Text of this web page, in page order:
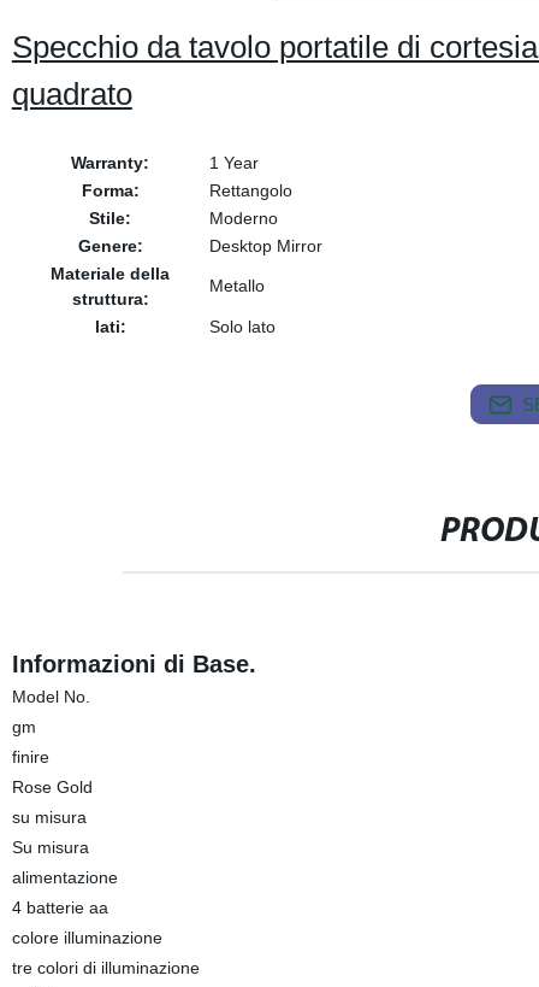
Specchio da tavolo portatile di
quadrato
Warranty:
1 Year
Forma:
Rettangolo
Stile:
Moderno
Genere:
Desktop Mirror
Materiale della
struttura:
Metallo
lati: Solo lato
Informazioni di Base.
Model No.
gm
finire
Rose Gold
su misura
Su misura
alimentazione
4 batterie aa
colore illuminazione
tre colori di illuminazione